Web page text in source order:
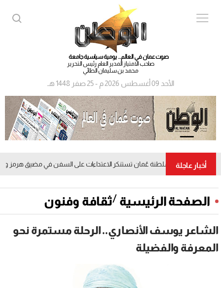
صوت عمان في العالم... يومية سياسية جامعة
صاحب الامتياز المدير العام رئيس التحرير
محمد بن سليمان الطائي
الأحد 09 أغسطس 2026 م - 25 صفر 1448 هـ
أخبار عاجلةسلطنة عُمان تستنكر الاعتداءات على السفن في مضيق هرمز وتدعو
الصفحة الرئيسية /ثقافة وفنون
الشاعر يوسف الأنصاري.. الرحلة مستمرة نحو
المعرفة والفضيلة